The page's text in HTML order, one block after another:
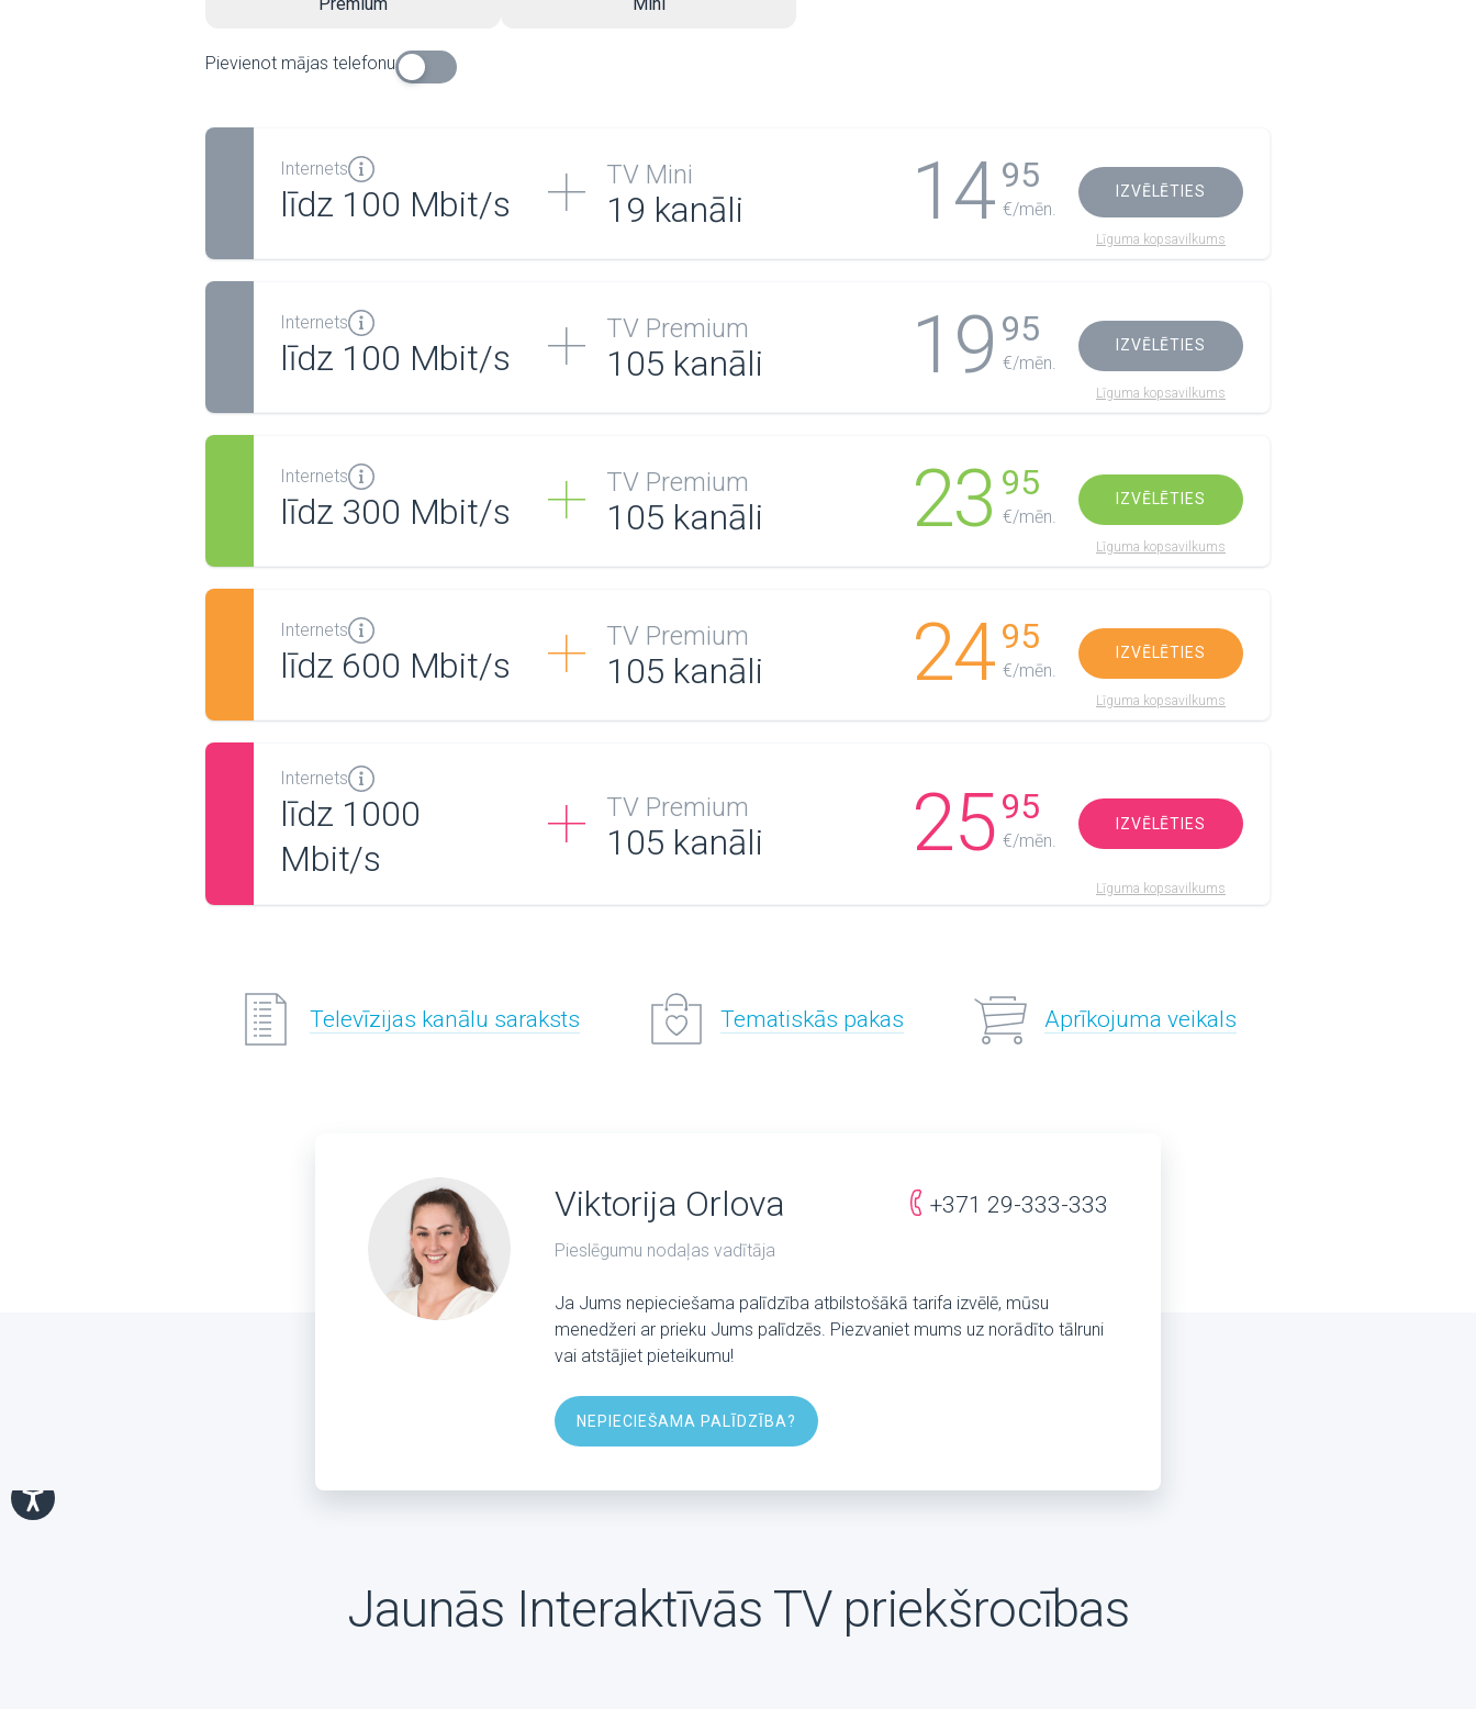
Pievienot mājas telefonu
Internets
līdz 100 Mbit/s
TV Mini
19 kanāli 1495
€/mēn.
IZVĒLĒTIES
Līguma kopsavilkums
Internets
līdz 100 Mbit/s
TV Premium
105 kanāli 19 95
€/mēn.
IZVĒLĒTIES
Līguma kopsavilkums
Internets
līdz 300 Mbit/s
TV Premium
105 kanāli 23 95
€/mēn.
IZVĒLĒTIES
Līguma kopsavilkums
Internets
līdz 600 Mbit/s
TV Premium
105 kanāli 2495
€/mēn.
IZVĒLĒTIES
Līguma kopsavilkums
Internets
līdz 1000
Mbit/s
TV Premium
105 kanāli 2595
€/mēn.
IZVĒLĒTIES
Līguma kopsavilkums
Televīzijas kanālu saraksts Tematiskās pakas Aprīkojuma veikals
Viktorija Orlova
Pieslēgumu nodaļas vadītāja
+371 29-333-333
Ja Jums nepieciešama palīdzība atbilstošākā tarifa izvēlē, mūsu
menedžeri ar prieku Jums palīdzēs. Piezvaniet mums uz norādīto tālruni
vai atstājiet pieteikumu!
NEPIECIEŠAMA PALĪDZĪBA?
Jaunās Interaktīvās TV priekšrocības